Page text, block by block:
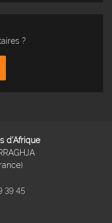
?
d'Afrique
39 45